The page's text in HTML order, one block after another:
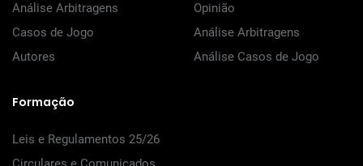
Análise Arbitragens
Casos de Jogo
Autores
Opinião
Análise Arbitragens
Análise Casos de Jogo
Formação
Leis e Regulamentos 25/26